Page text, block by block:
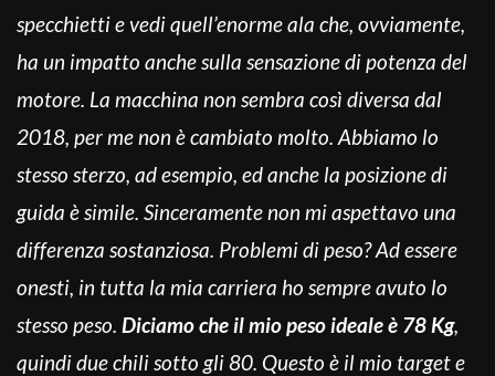
specchietti e vedi quell’enorme ala che, ovviamente,
ha un impatto anche sulla sensazione di potenza del
motore. La macchina non sembra così diversa dal
2018, per me non è cambiato molto. Abbiamo lo
stesso sterzo, ad esempio, ed anche la posizione di
guida è simile. Sinceramente non mi aspettavo una
differenza sostanziosa. Problemi di peso? Ad essere
onesti, in tutta la mia carriera ho sempre avuto lo
stesso peso. Diciamo che il mio peso ideale è 78 Kg,
quindi due chili sotto gli 80. Questo è il mio target e